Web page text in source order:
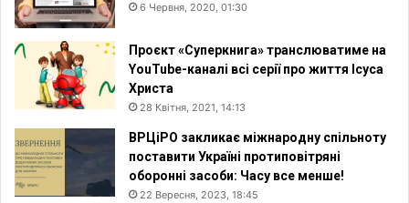
6 Червня, 2020, 01:30
Проєкт «Суперкнига» транслюватиме на
YouTube-каналі всі серії про життя Ісуса
Христа
28 Квітня, 2021, 14:13
ВРЦіРО закликає міжнародну спільноту
поставити Україні протиповітряні
оборонні засоби: Часу все менше!
22 Вересня, 2023, 18:45